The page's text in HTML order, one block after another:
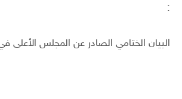
:
البيان الختامي الصادر عن المجلس الأعلى في